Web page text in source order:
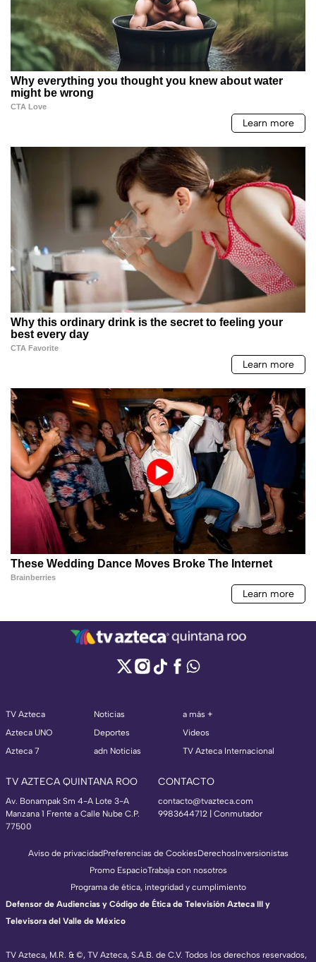
TV Azteca
Azteca UNO
Azteca 7
Noticias
Deportes
adn Noticias
a más +
Videos
TV Azteca Internacional
TV AZTECA QUINTANA ROO
Av. Bonampak Sm 4-A Lote 3-A
Manzana 1 Frente a Calle Nube C.P.
77500
CONTACTO
contacto@tvazteca.com
9983644712 | Conmutador
TV Azteca, M.R. & ©, TV Azteca, S.A.B. de C.V. Todos los derechos reservados,
Aviso de privacidadPreferencias de CookiesDerechosInversionistas
Promo EspacioTrabaja con nosotros
Programa de ética, integridad y cumplimiento
Defensor de Audiencias y Código de Ética de Televisión Azteca III y
Televisora del Valle de México